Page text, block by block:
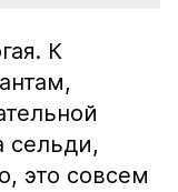
К
сельди,
это совсем